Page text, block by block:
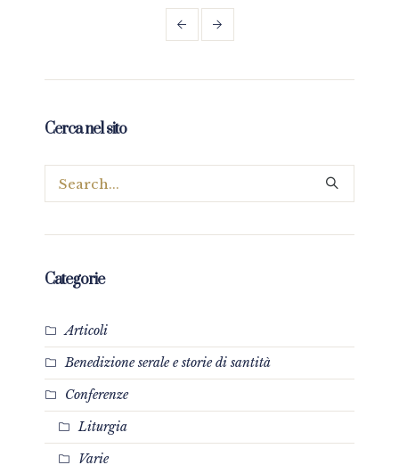
Cerca nel sito
Categorie
Articoli
Benedizione serale e storie di santità
Conferenze
Liturgia
Varie